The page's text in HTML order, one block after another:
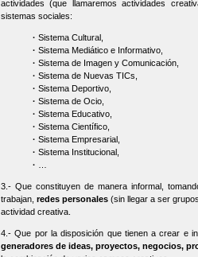
actividades (que llamaremos actividades
sistemas sociales:
· Sistema Cultural,
· Sistema Mediático e Informativo,
· Sistema de Imagen y Comunicación,
· Sistema de Nuevas TICs,
· Sistema Deportivo,
· Sistema de Ocio,
· Sistema Educativo,
· Sistema Científico,
· Sistema Empresarial,
· Sistema Institucional,
·
3.- Que constituyen de manera informal,
trabajan, redes personales (sin llegar a ser
actividad creativa.
4.- Que por la disposición que tienen a crear e
generadores de ideas, proyectos, negocios,